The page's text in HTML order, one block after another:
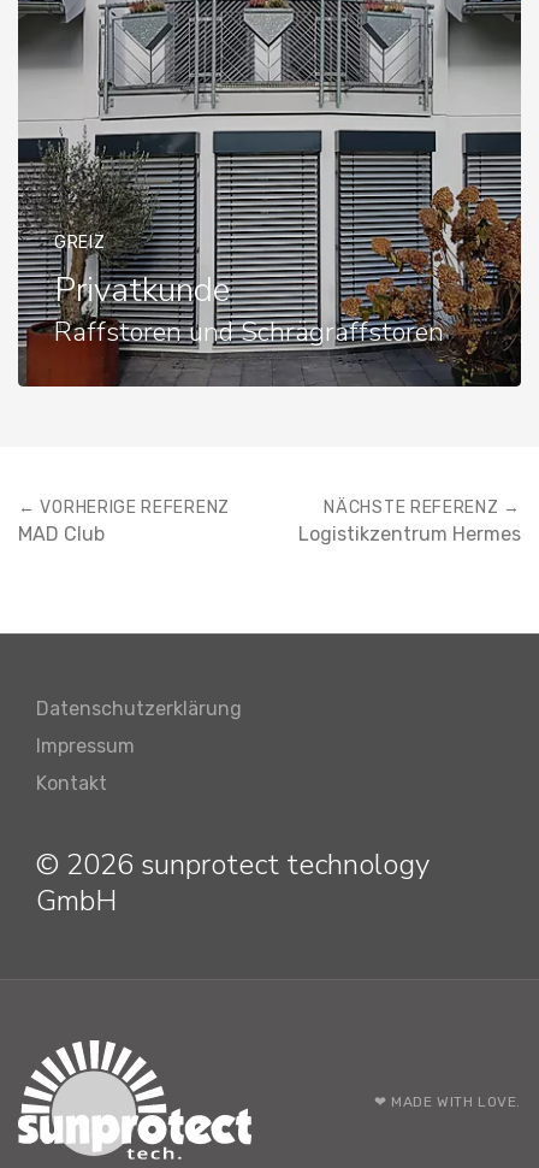
GREIZ
Privatkunde
Raffstoren und Schrägraffstoren
← VORHERIGE REFERENZ
MAD Club
NÄCHSTE REFERENZ →
Logistikzentrum Hermes
© 2026 sunprotect technology
GmbH
Datenschutzerklärung
Impressum
Kontakt
❤ MADE WITH LOVE.